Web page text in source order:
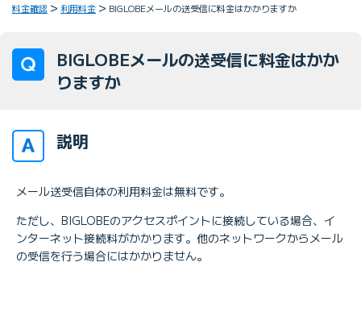
料金確認
利用料金 BIGLOBEメールの送受信に料金はかかりますか
BIGLOBEメールの送受信に料金はかか
りますか
説明
メール送受信自体の利用料金は無料です。
ただし、BIGLOBEのアクセスポイントに接続している場合、イ
ンターネット接続料がかかります。他のネットワークからメール
の受信を行う場合にはかかりません。